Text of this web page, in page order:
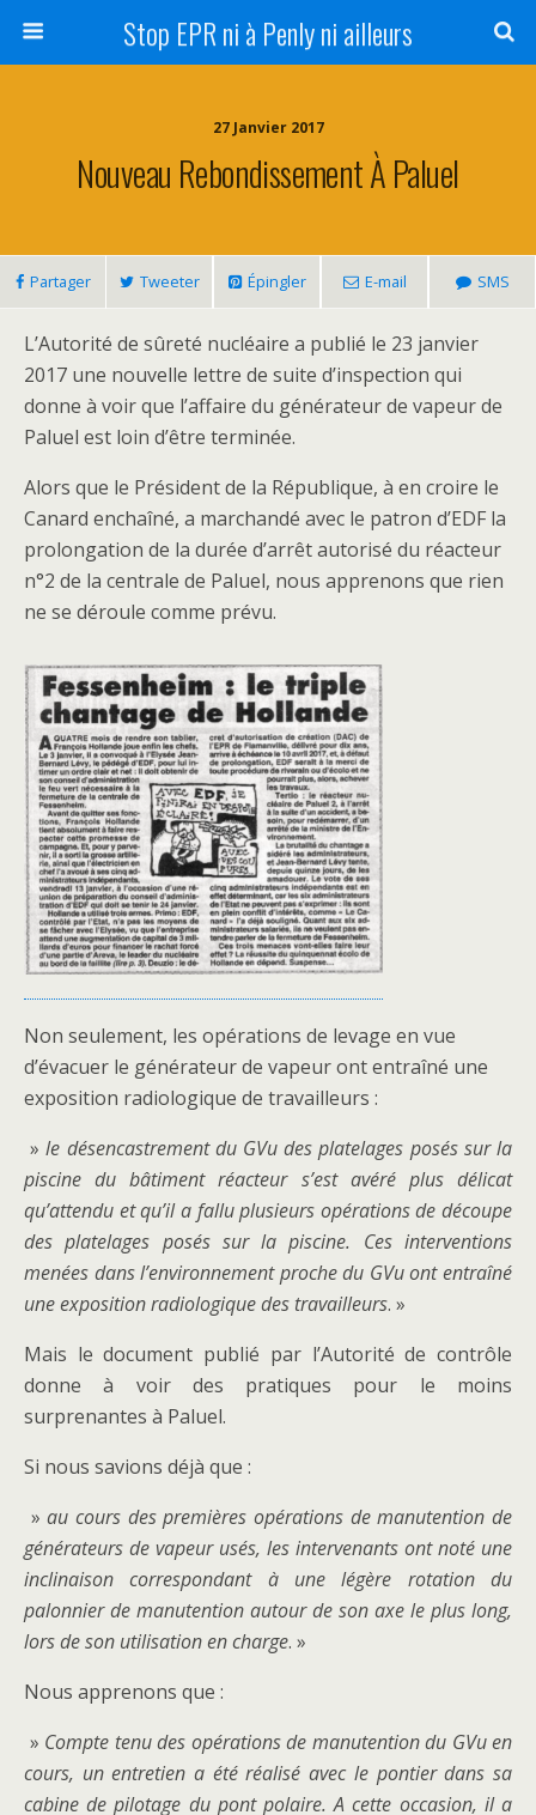
Stop EPR ni à Penly ni ailleurs
27 Janvier 2017
Nouveau Rebondissement À Paluel
Partager Tweeter Épingler E-mail SMS
L’Autorité de sûreté nucléaire a publié le 23 janvier
2017 une nouvelle lettre de suite d’inspection qui
donne à voir que l’affaire du générateur de vapeur de
Paluel est loin d’être terminée.
Alors que le Président de la République, à en croire le
Canard enchaîné, a marchandé avec le patron d’EDF la
prolongation de la durée d’arrêt autorisé du réacteur
n°2 de la centrale de Paluel, nous apprenons que rien
ne se déroule comme prévu.
Non seulement, les opérations de levage en vue
d’évacuer le générateur de vapeur ont entraîné une
exposition radiologique de travailleurs :
»le désencastrement du GVu des platelages posés sur la
piscine du bâtiment réacteur s’est avéré plus délicat
qu’attendu et qu’il a fallu plusieurs opérations de découpe
des platelages posés sur la piscine. Ces interventions
menées dans l’environnement proche du GVu ont entraîné
une exposition radiologique des travailleurs. »
Mais le document publié par l’Autorité de contrôle
donne à voir des pratiques pour le moins
surprenantes à Paluel.
Si nous savions déjà que :
»au cours des premières opérations de manutention de
générateurs de vapeur usés, les intervenants ont noté une
inclinaison correspondant à une légère rotation du
palonnier de manutention autour de son axe le plus long,
lors de son utilisation en charge. »
Nous apprenons que :
» Compte tenu des opérations de manutention du GVu en
cours, un entretien a été réalisé avec le pontier dans sa
cabine de pilotage du pont polaire. A cette occasion, il a